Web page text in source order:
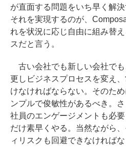
が直面する問題をいち早く解
それを実現するのが、
れを状況に応じ自由に組み替
スだと言う。
古い会社でも新しい会社で
更しビジネスプロセスを変え
けなければならない。そのた
ンプルで俊敏性があるべき。
社員のエンゲージメントも必
だけ素早くやる。当然ながら
ィリスクも回避できなければな